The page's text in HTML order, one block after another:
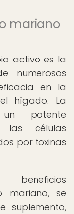
mariano
activo es la
numerosos
en la
hígado. La
potente
las células
por toxinas
mariano, se
suplemento,